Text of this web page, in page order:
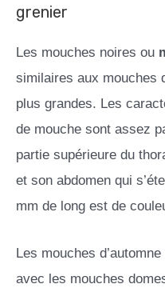
grenier
Les mouches noires ou
similaires aux mouches
plus grandes. Les
de mouche sont assez
partie supérieure du
et son abdomen qui
mm de long est de
Les mouches
avec les mouches